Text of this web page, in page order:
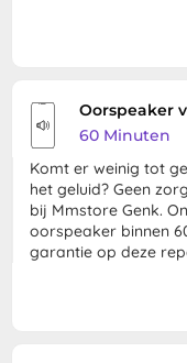
Oorspeaker
60 Minuten
Komt er weinig tot
het geluid? Geen
bij Mmstore Genk.
oorspeaker binnen
garantie op deze